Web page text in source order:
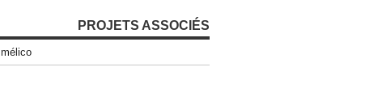
PROJETS ASSOCIÉS
mélico